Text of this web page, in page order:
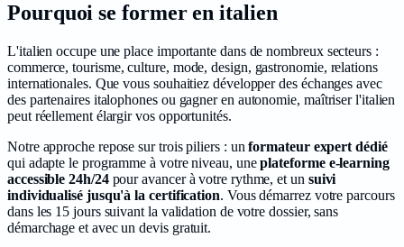
Pourquoi se former en italien
L'italien occupe une place importante dans de nombreux secteurs :
commerce, tourisme, culture, mode, design, gastronomie, relations
internationales. Que vous souhaitiez développer des échanges avec
des partenaires italophones ou gagner en autonomie, maîtriser l'italien
peut réellement élargir vos opportunités.
Notre approche repose sur trois piliers : un formateur expert dédié
qui adapte le programme à votre niveau, uneplateforme e-learning
accessible 24h/24 pour avancer à votre rythme, et un suivi
individualisé jusqu'à la certification. Vous démarrez votre parcours
dans les 15 jours suivant la validation de votre dossier, sans
démarchage et avec un devis gratuit.